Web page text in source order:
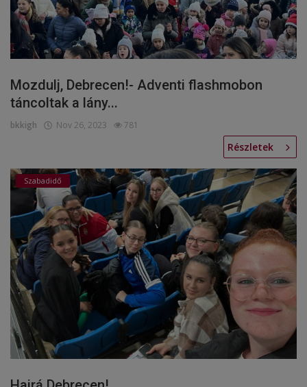
Mozdulj, Debrecen!- Adventi flashmobon
táncoltak a lány...
bkkigh Nov 26, 2023 781
Részletek
Szabadidő